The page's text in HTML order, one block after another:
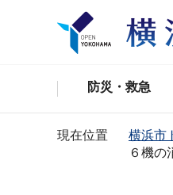
防災・救急
現在位置 横浜市
６機の